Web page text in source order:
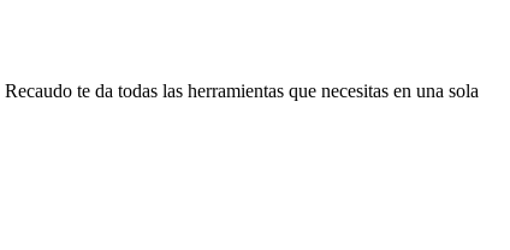
te da todas las herramientas que necesitas en una sola